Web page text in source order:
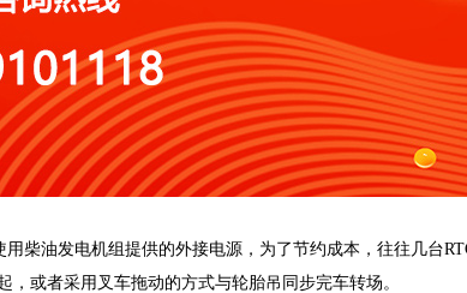
柴油发电机组提供的外接电源，为了节约成本，往往几台
或者采用叉车拖动的方式与轮胎吊同步完车转场。